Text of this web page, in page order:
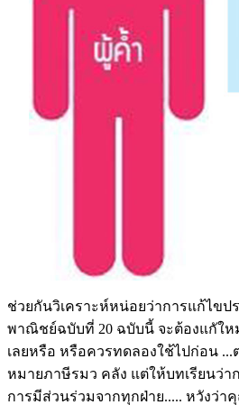
ช่วยกันวิเคราะห์หน่อยว่าการแก้ไข
พาณิชย์ฉบับที่ 20 ฉบับนี้ จะต้องแกัให
เลยหรือ หรือควรทดลองใช้ไปก่อน
หมายภาษีรมว คลัง แต่ให้บทเรียนว่า
การมีส่วนร่วมจากทุกฝ่าย..... หวังว่